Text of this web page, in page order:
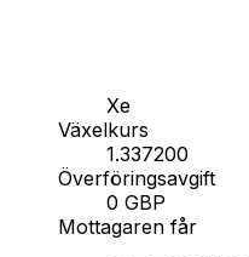
Xe
Växelkurs
1.337200
Överföringsavgift
0 GBP
Mottagaren får